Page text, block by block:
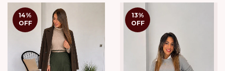
14%
OFF
13%
OFF